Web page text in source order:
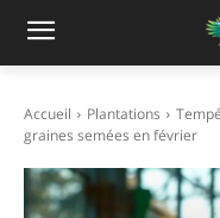
Accueil Plantations
graines semées en février